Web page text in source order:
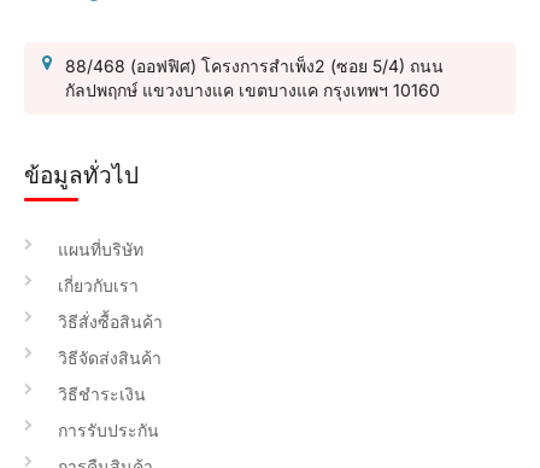
88/468 (ออฟฟิศ) โครงการสำเพ็ง2 (ซอย 5/4) ถนน
กัลปพฤกษ์ แขวงบางแค เขตบางแค กรุงเทพฯ 10160
ข้อมูลทั่วไป
แผนที่บริษัท
เกี่ยวกับเรา
วิธีสั่งซื้อสินค้า
วิธีจัดส่งสินค้า
วิธีชำระเงิน
การรับประกัน